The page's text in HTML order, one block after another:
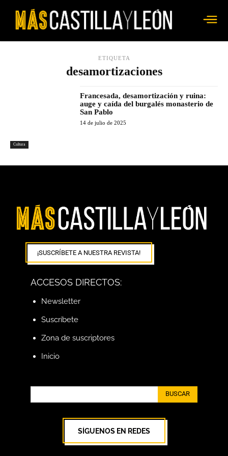
ETIQUETA
desamortizaciones
Cultura
Francesada, desamortización y ruina:
auge y caída del burgalés monasterio de
San Pablo
14 de julio de 2025
¡SUSCRÍBETE A NUESTRA REVISTA!
ACCESOS DIRECTOS:
Newsletter
Suscríbete
Zona de suscriptores
Inicio
BUSCAR
SÍGUENOS EN REDES